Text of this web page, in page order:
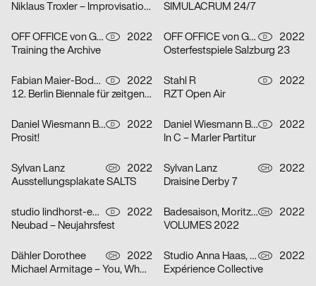
Niklaus Troxler – Improvisationen
SIMULACRUM 24/7
OFF OFFICE von Gross Lingemann GbR D
2022
Training the Archive
OFF OFFICE von Gross Lingemann GbR D
2022
Osterfestspiele Salzburg 23
Fabian Maier-Bode, Martin Wecke D
2022
12. Berlin Biennale für zeitgenössische Kunst
Stahl R D
2022
RZT Open Air
Daniel Wiesmann Büro für Gestaltung, Radziejewski Robert D
2022
Prosit!
Daniel Wiesmann Büro für Gestaltung D
2022
In C – Marler Partitur
Sylvan Lanz CH
2022
Ausstellungsplakate SALTS
Sylvan Lanz CH
2022
Draisine Derby 7
studio lindhorst-emme+hinrichs, Momo Egli D
2022
Neubad – Neujahrsfest
Badesaison, Moritz Furger CH
2022
VOLUMES 2022
Dähler Dorothee CH
2022
Michael Armitage – You, Who are Still Alive
Studio Anna Haas, Gina Burri CH
2022
Expérience Collective